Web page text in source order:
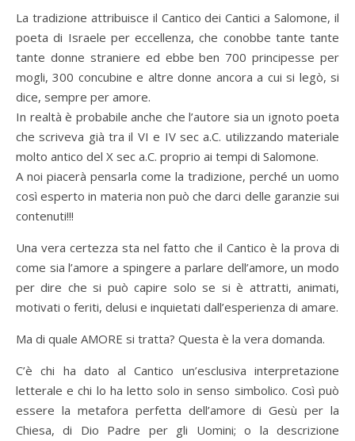
La tradizione attribuisce il Cantico dei Cantici a Salomone, il
poeta di Israele per eccellenza, che conobbe tante tante
tante donne straniere ed ebbe ben 700 principesse per
mogli, 300 concubine e altre donne ancora a cui si legò, si
dice, sempre per amore.
In realtà è probabile anche che l’autore sia un ignoto poeta
che scriveva già tra il VI e IV sec a.C. utilizzando materiale
molto antico del X sec a.C. proprio ai tempi di Salomone.
A noi piacerà pensarla come la tradizione, perché un uomo
così esperto in materia non può che darci delle garanzie sui
contenuti!!!
Una vera certezza sta nel fatto che il Cantico è la prova di
come sia l’amore a spingere a parlare dell’amore, un modo
per dire che si può capire solo se si è attratti, animati,
motivati o feriti, delusi e inquietati dall’esperienza di amare.
Ma di quale AMORE si tratta? Questa è la vera domanda.
C’è chi ha dato al Cantico un’esclusiva interpretazione
letterale e chi lo ha letto solo in senso simbolico. Così può
essere la metafora perfetta dell’amore di Gesù per la
Chiesa, di Dio Padre per gli Uomini; o la descrizione